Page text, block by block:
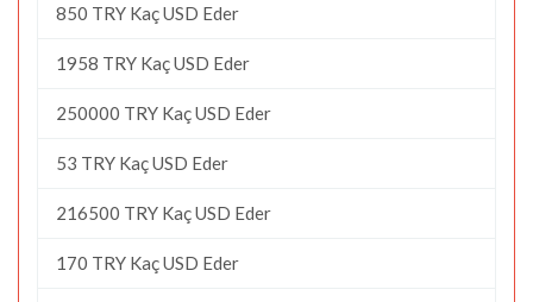
850 TRY Kaç USD Eder
1958 TRY Kaç USD Eder
250000 TRY Kaç USD Eder
53 TRY Kaç USD Eder
216500 TRY Kaç USD Eder
170 TRY Kaç USD Eder